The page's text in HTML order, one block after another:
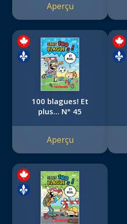
Aperçu
100 blagues! Et
plus... N° 45
Aperçu